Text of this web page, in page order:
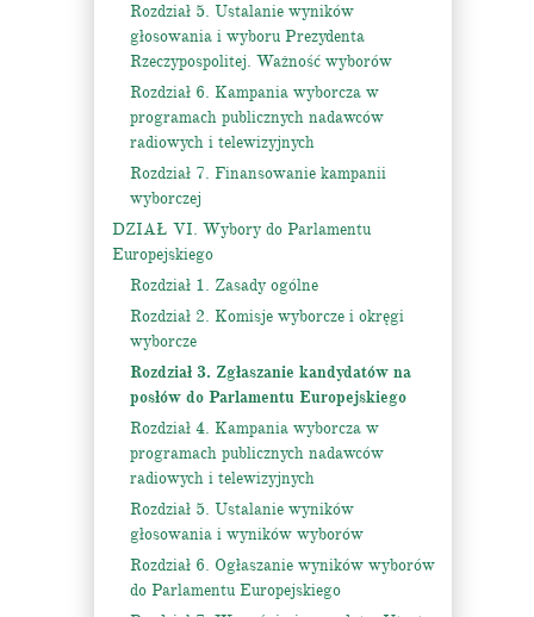
Rozdział 5. Ustalanie wyników
głosowania i wyboru Prezydenta
Rzeczypospolitej. Ważność wyborów
Rozdział 6. Kampania wyborcza w
programach publicznych nadawców
radiowych i telewizyjnych
Rozdział 7. Finansowanie kampanii
wyborczej
DZIAŁ VI. Wybory do Parlamentu
Europejskiego
Rozdział 1. Zasady ogólne
Rozdział 2. Komisje wyborcze i okręgi
wyborcze
Rozdział 3. Zgłaszanie kandydatów na
posłów do Parlamentu Europejskiego
Rozdział 4. Kampania wyborcza w
programach publicznych nadawców
radiowych i telewizyjnych
Rozdział 5. Ustalanie wyników
głosowania i wyników wyborów
Rozdział 6. Ogłaszanie wyników wyborów
do Parlamentu Europejskiego